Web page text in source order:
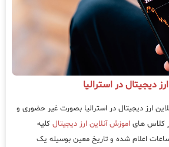
دیجیتال در استرالیا
ارز دیجیتال در استرالیا بصورت غیر حضوری و
کلاس های اموزش آنلاین ارز دیجیتال کلیه
اعلام شده و تاریخ معین بوسیله یک